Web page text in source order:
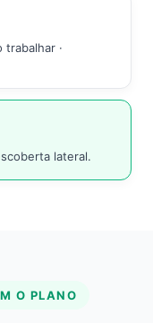
trabalhar ·
lateral.
O PLANO